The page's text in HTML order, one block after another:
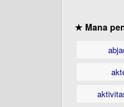
★ Mana